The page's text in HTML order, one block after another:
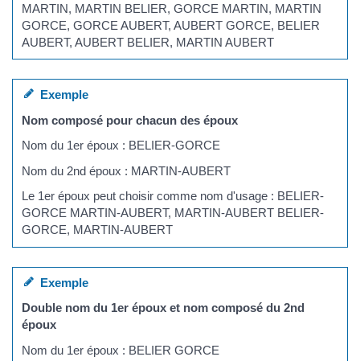
MARTIN, MARTIN BELIER, GORCE MARTIN, MARTIN
GORCE, GORCE AUBERT, AUBERT GORCE, BELIER
AUBERT, AUBERT BELIER, MARTIN AUBERT
Exemple
Nom composé pour chacun des époux
Nom du 1er époux : BELIER-GORCE
Nom du 2nd époux : MARTIN-AUBERT
Le 1er époux peut choisir comme nom d'usage : BELIER-
GORCE MARTIN-AUBERT, MARTIN-AUBERT BELIER-
GORCE, MARTIN-AUBERT
Exemple
Double nom du 1er époux et nom composé du 2nd
époux
Nom du 1er époux : BELIER GORCE